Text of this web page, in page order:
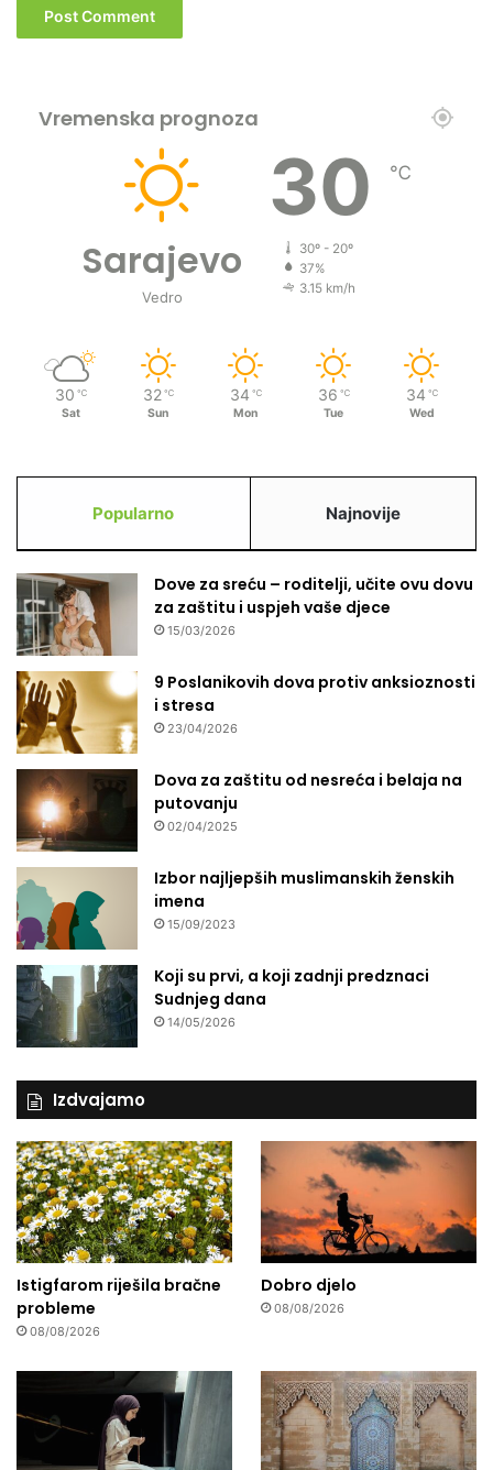
Vremenska prognoza
Sarajevo
Vedro
30 ℃
30º - 20º
37%
3.15 km/h
30 ℃
Sat
32 ℃
Sun
34 ℃
Mon
36 ℃
Tue
34 ℃
Wed
Popularno Najnovije
Dove za sreću – roditelji, učite ovu dovu
za zaštitu i uspjeh vaše djece
15/03/2026
9 Poslanikovih dova protiv anksioznosti
i stresa
23/04/2026
Dova za zaštitu od nesreća i belaja na
putovanju
02/04/2025
Izbor najljepših muslimanskih ženskih
imena
15/09/2023
Koji su prvi, a koji zadnji predznaci
Sudnjeg dana
14/05/2026
Izdvajamo
Istigfarom riješila bračne
probleme
08/08/2026
Dobro djelo
08/08/2026